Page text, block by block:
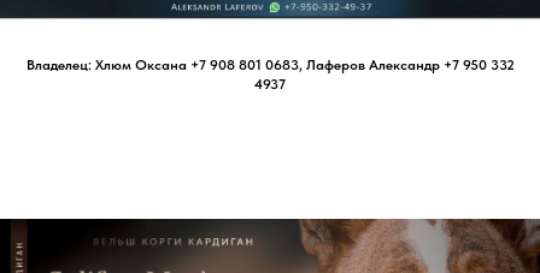
Владелец: Хлюм Оксана +7 908 801 0683, Лаферов Александр +7 950 332
4937